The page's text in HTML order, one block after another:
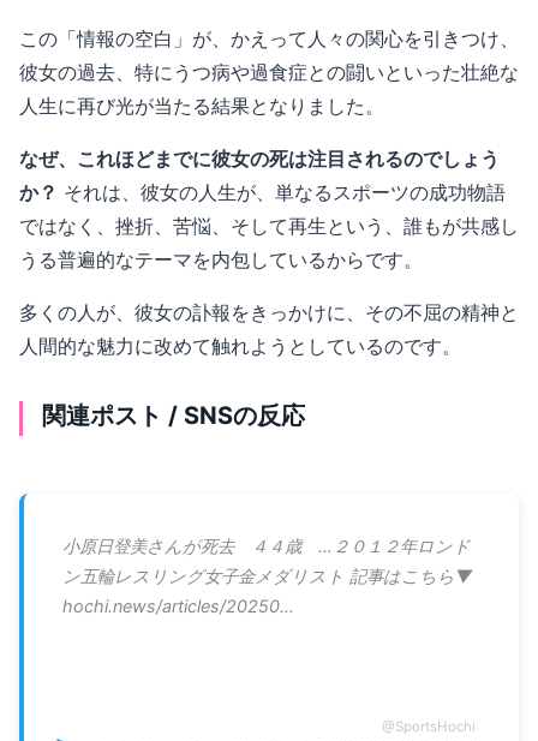
この「情報の空白」が、かえって人々の関心を引きつけ、
彼女の過去、特にうつ病や過食症との闘いといった壮絶な
人生に再び光が当たる結果となりました。
なぜ、これほどまでに彼女の死は注目されるのでしょう
か？ それは、彼女の人生が、単なるスポーツの成功物語
ではなく、挫折、苦悩、そして再生という、誰もが共感し
うる普遍的なテーマを内包しているからです。
多くの人が、彼女の訃報をきっかけに、その不屈の精神と
人間的な魅力に改めて触れようとしているのです。
関連ポスト / SNSの反応
小原日登美さんが死去 ４４歳 …２０１２年ロンド
ン五輪レスリング女子金メダリスト 記事はこちら▼
hochi.news/articles/20250…
@SportsHochi